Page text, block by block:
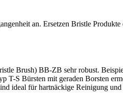
an. Ersetzen Bristle
Brush) BB-ZB sehr robust.
S Bürsten mit geraden Borsten
ideal für hartnäckige Reinigung